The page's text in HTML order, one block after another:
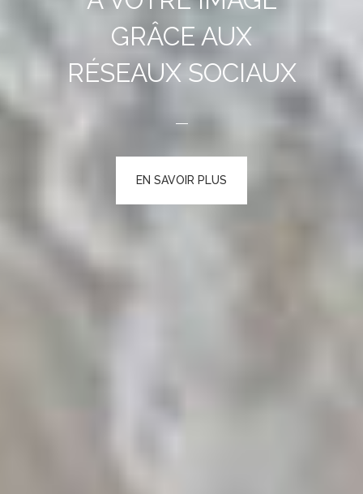
GRÂCE AUX
RÉSEAUX SOCIAUX
EN SAVOIR PLUS